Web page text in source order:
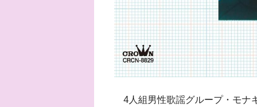
4人組男性歌謡グループ・モナ